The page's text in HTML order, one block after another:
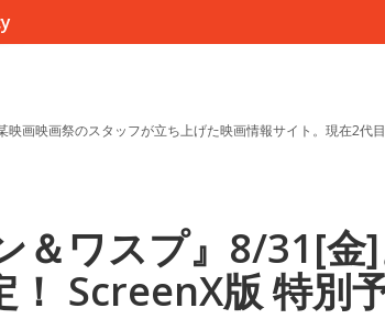
画映画祭のスタッフが立ち上げた映画情報サイト。現在2代
＆ワスプ』8/31[金]
！ ScreenX版 特別